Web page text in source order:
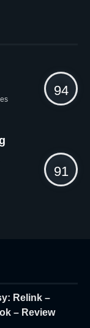
94
91
Relink –
– Review